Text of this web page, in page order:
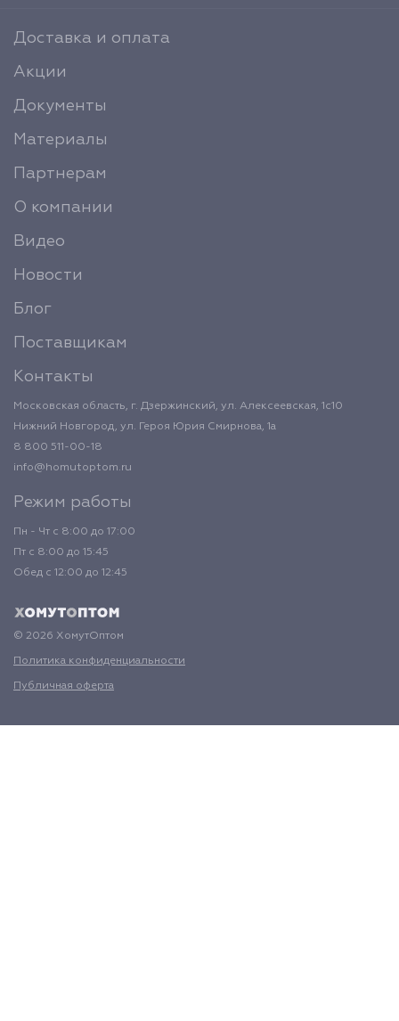
Доставка и оплата
Акции
Документы
Материалы
Партнерам
О компании
Видео
Новости
Блог
Поставщикам
Контакты
Московская область, г. Дзержинский, ул. Алексеевская, 1с10
Нижний Новгород, ул. Героя Юрия Смирнова, 1а
8 800 511-00-18
info@homutoptom.ru
Режим работы
Пн - Чт с 8:00 до 17:00
Пт с 8:00 до 15:45
Обед с 12:00 до 12:45
© 2026 ХомутОптом
Политика конфиденциальности
Публичная оферта